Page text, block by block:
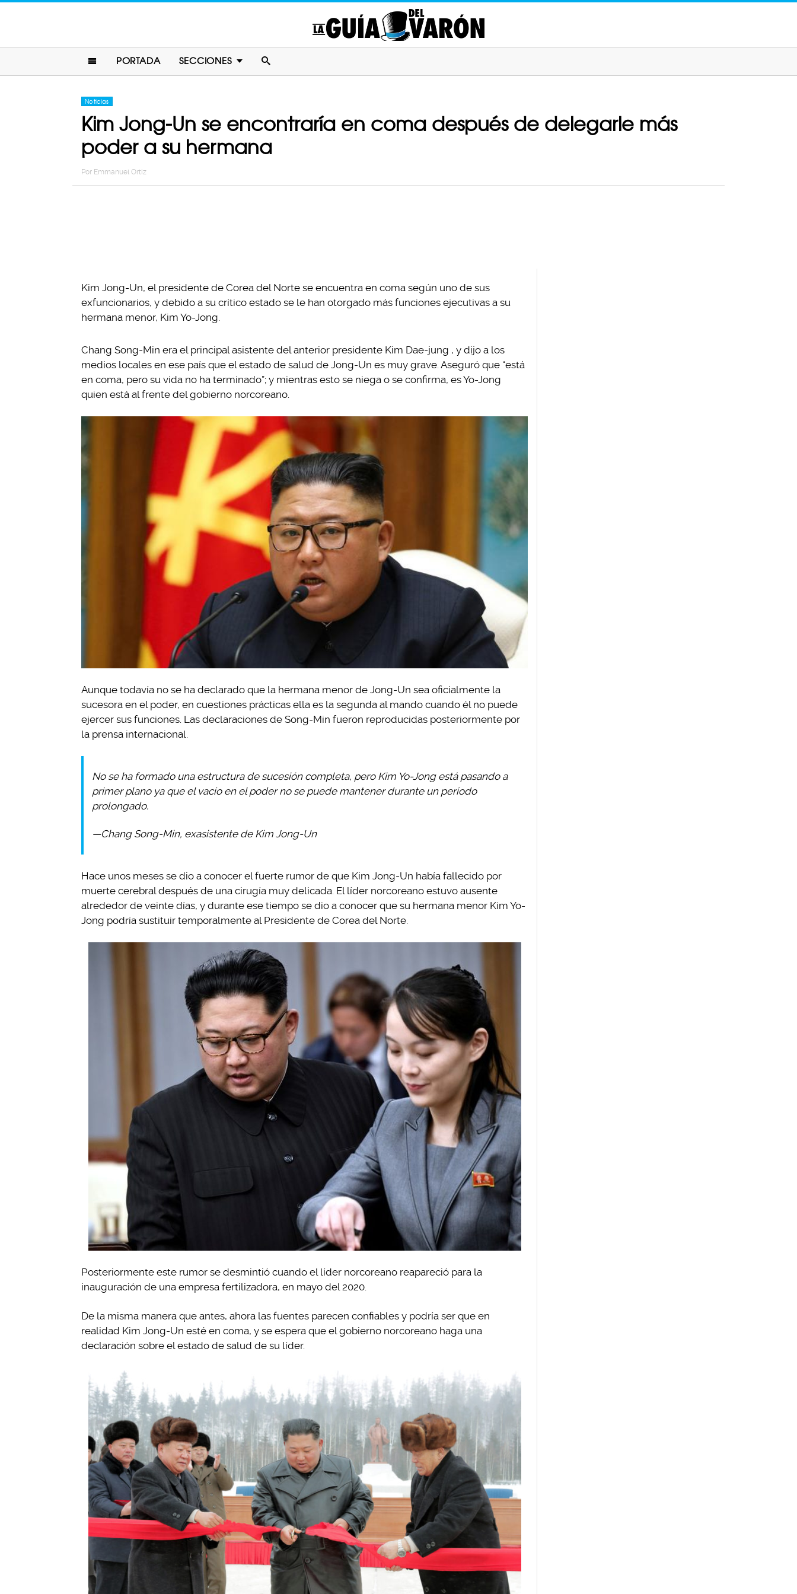
PORTADA SECCIONES
Noticias
Kim Jong-Un se encontraría en coma después de delegarle más
poder a su hermana
Por Emmanuel Ortiz
Kim Jong-Un, el presidente de Corea del Norte se encuentra en coma según uno de sus
exfuncionarios, y debido a su crítico estado se le han otorgado más funciones ejecutivas a su
hermana menor, Kim Yo-Jong.
Chang Song-Min era el principal asistente del anterior presidente Kim Dae-jung , y dijo a los
medios locales en ese país que el estado de salud de Jong-Un es muy grave. Aseguró que “está
en coma, pero su vida no ha terminado”; y mientras esto se niega o se confirma, es Yo-Jong
quien está al frente del gobierno norcoreano.
Aunque todavía no se ha declarado que la hermana menor de Jong-Un sea oficialmente la
sucesora en el poder, en cuestiones prácticas ella es la segunda al mando cuando él no puede
ejercer sus funciones. Las declaraciones de Song-Min fueron reproducidas posteriormente por
la prensa internacional.
No se ha formado una estructura de sucesión completa, pero Kim Yo-Jong está pasando a
primer plano ya que el vacío en el poder no se puede mantener durante un período
prolongado.
—Chang Song-Min, exasistente de Kim Jong-Un
Hace unos meses se dio a conocer el fuerte rumor de que Kim Jong-Un había fallecido por
muerte cerebral después de una cirugía muy delicada. El líder norcoreano estuvo ausente
alrededor de veinte días, y durante ese tiempo se dio a conocer que su hermana menor Kim Yo-
Jong podría sustituir temporalmente al Presidente de Corea del Norte.
Posteriormente este rumor se desmintió cuando el líder norcoreano reapareció para la
inauguración de una empresa fertilizadora, en mayo del 2020.
De la misma manera que antes, ahora las fuentes parecen confiables y podría ser que en
realidad Kim Jong-Un esté en coma, y se espera que el gobierno norcoreano haga una
declaración sobre el estado de salud de su líder.